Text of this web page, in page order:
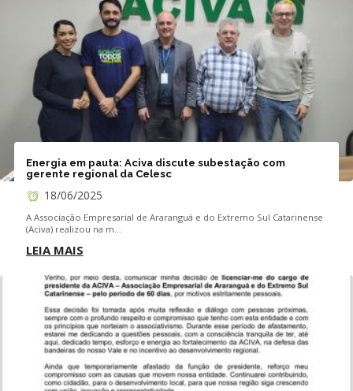
Energia em pauta: Aciva discute subestação com
gerente regional da Celesc
18/06/2025
A Associação Empresarial de Araranguá e do Extremo Sul Catarinense
(Aciva) realizou na m...
LEIA MAIS